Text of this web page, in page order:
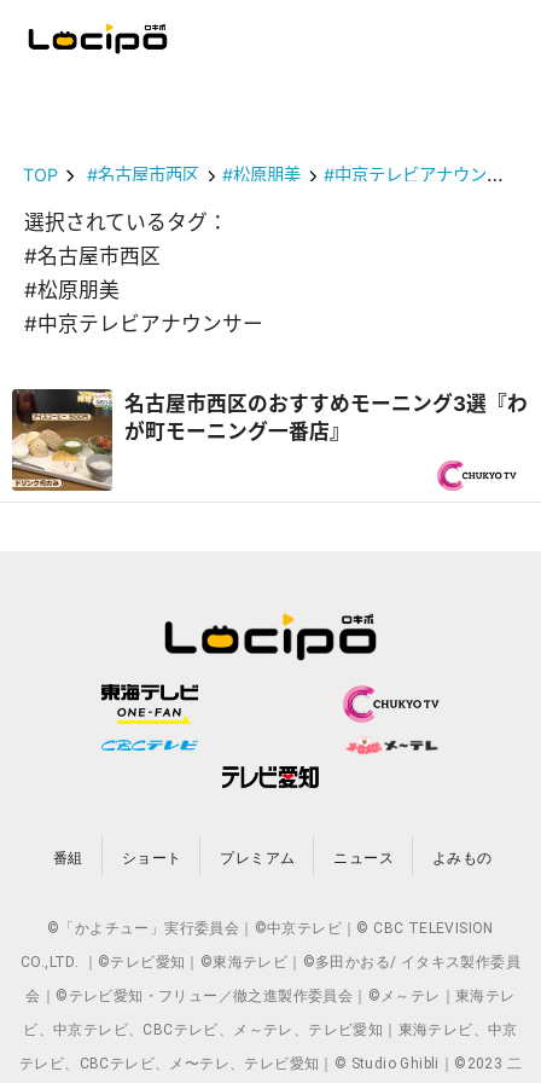
TOP #名古屋市西区 #松原朋美 #中京テレビアナウンサー
選択されているタグ：
#名古屋市西区
#松原朋美
#中京テレビアナウンサー
名古屋市西区のおすすめモーニング3選『わ
が町モーニング一番店』
番組 ショート プレミアム ニュース よみもの
©「かよチュー」実行委員会｜©中京テレビ｜© CBC TELEVISION
CO.,LTD. ｜©テレビ愛知｜©東海テレビ｜©多田かおる/ イタキス製作委員
会｜©テレビ愛知・フリュー／徹之進製作委員会｜©メ～テレ｜東海テレ
ビ、中京テレビ、CBCテレビ、メ～テレ、テレビ愛知｜東海テレビ、中京
テレビ、CBCテレビ、メ〜テレ、テレビ愛知｜© Studio Ghibli｜©2023 二